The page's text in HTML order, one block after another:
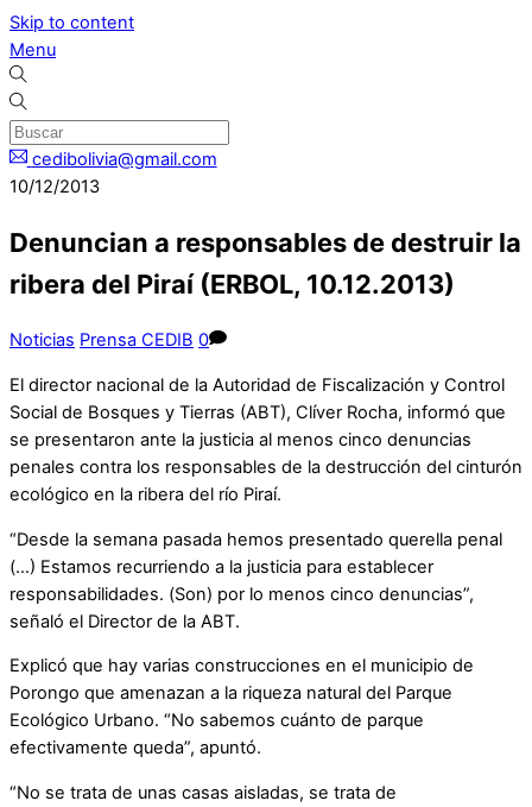
Skip to content
Menu
cedibolivia@gmail.com
10/12/2013
Denuncian a responsables de destruir la
ribera del Piraí (ERBOL, 10.12.2013)
Noticias Prensa CEDIB 0
El director nacional de la Autoridad de Fiscalización y Control
Social de Bosques y Tierras (ABT), Clíver Rocha, informó que
se presentaron ante la justicia al menos cinco denuncias
penales contra los responsables de la destrucción del cinturón
ecológico en la ribera del río Piraí.
“Desde la semana pasada hemos presentado querella penal
(…) Estamos recurriendo a la justicia para establecer
responsabilidades. (Son) por lo menos cinco denuncias”,
señaló el Director de la ABT.
Explicó que hay varias construcciones en el municipio de
Porongo que amenazan a la riqueza natural del Parque
Ecológico Urbano. “No sabemos cuánto de parque
efectivamente queda”, apuntó.
“No se trata de unas casas aisladas, se trata de